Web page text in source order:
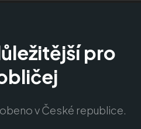
pro
v České republice.